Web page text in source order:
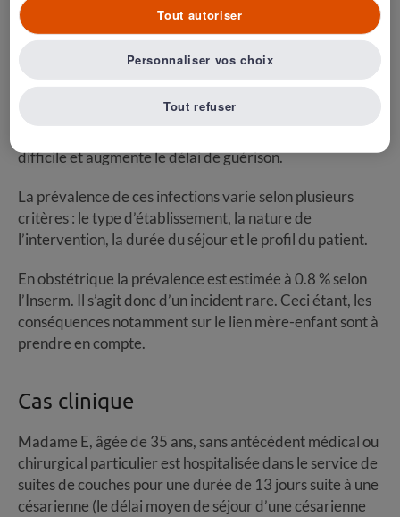
infectieux par l’intermédiaire du personnel ou de
dispositifs médicaux.
Les germes retrouvés dans la moitié des cas sont :
Escherichia coli
Pseudomonas
aeruginosa
. Ces germes ont développé des résistances à
difficile et augmente le délai de guérison.
La prévalence de ces infections varie selon plusieurs
critères : le type d’établissement, la nature de
l’intervention, la durée du séjour et le profil du patient.
En obstétrique la prévalence est estimée à 0.8 % selon
l’Inserm. Il s’agit donc d’un incident rare. Ceci étant, les
conséquences notamment sur le lien mère-enfant sont à
prendre en compte.
Cas clinique
Madame E, âgée de 35 ans, sans antécédent médical ou
chirurgical particulier est hospitalisée dans le service de
suites de couches pour une durée de 13 jours suite à une
césarienne (le délai moyen de séjour d’une césarienne
Tout refuser
Tout autoriser
Personnaliser vos choix